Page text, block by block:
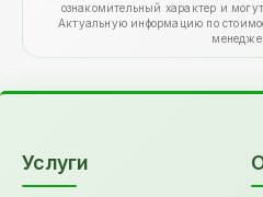
ознакомительный характер и
Актуальную информацию по
Услуги